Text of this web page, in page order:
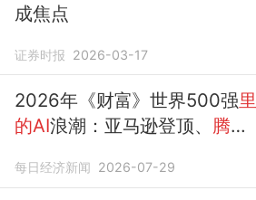
成焦点
证券时报 2026-03-17
2026年《财富》世界500强里
的AI浪潮：亚马逊登顶、 腾讯
升
每日经济新闻 2026-07-29